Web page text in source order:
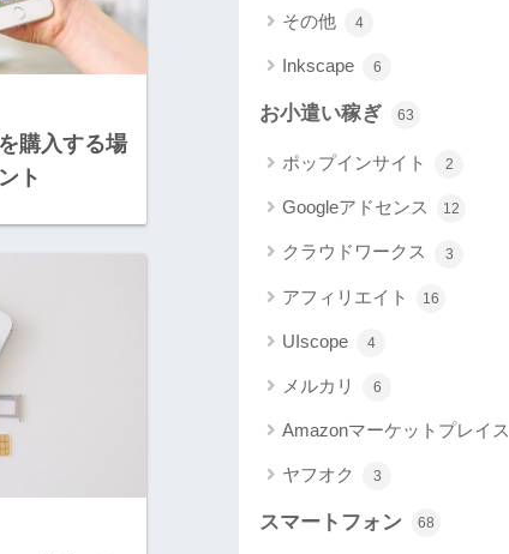
購入する場
ト
その他 4
Inkscape 6
お小遣い稼ぎ 63
ポップインサイト 2
Googleアドセンス 12
クラウドワークス 3
アフィリエイト 16
UIscope 4
メルカリ 6
Amazonマーケットプレイス
ヤフオク 3
スマートフォン 68